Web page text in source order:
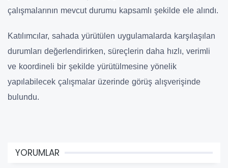
çalışmalarının mevcut durumu kapsamlı şekilde ele alındı.
Katılımcılar, sahada yürütülen uygulamalarda karşılaşılan
durumları değerlendirirken, süreçlerin daha hızlı, verimli
ve koordineli bir şekilde yürütülmesine yönelik
yapılabilecek çalışmalar üzerinde görüş alışverişinde
bulundu.
YORUMLAR